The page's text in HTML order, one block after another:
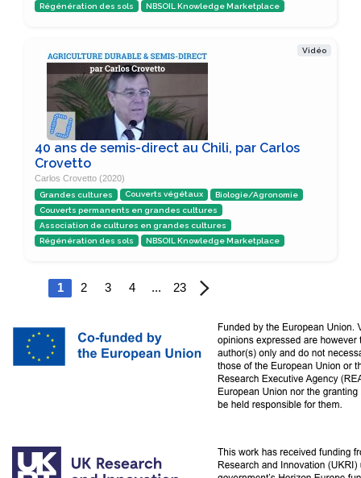
Régénération des sols
NBSOIL Knowledge Marketplace
Vidéo
40 ans de semis-direct au Chili, par Carlos
Crovetto
Carlos Crovetto (2020)
Grandes cultures Couverts végétaux
Biologie/Agronomie
Couverts permanents en grandes cultures
Association de cultures en grandes cultures
Régénération des sols
NBSOIL Knowledge Marketplace
1 2 3 4 ... 23